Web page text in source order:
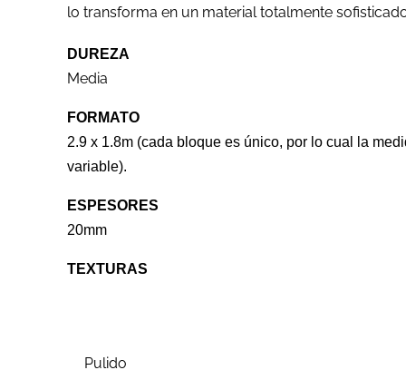
lo transforma en un material totalmente
DUREZA
Media
FORMATO
2.9 x 1.8m (cada bloque es único, por lo cual la
variable).
ESPESORES
20mm
TEXTURAS
Pulido